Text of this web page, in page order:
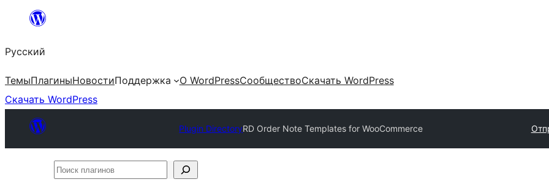
Перейти
содержимому
Русский
ТемыПлагиныНовостиПоддержка О WordPressСообществоСкачать WordPress
Скачать WordPress
Plugin DirectoryRD Order Note Templates for WooCommerce
Поиск